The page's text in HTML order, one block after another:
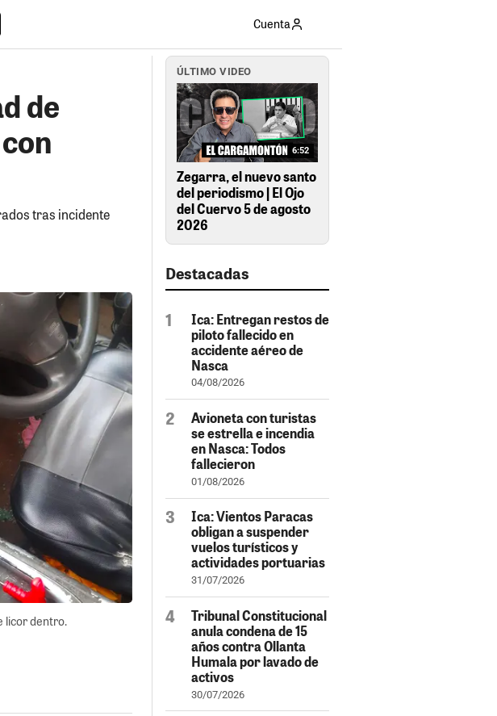
Cuenta
de
tras incidente
licor dentro.
ÚLTIMO VIDEO
6:52
Zegarra, el nuevo santo
del periodismo | El Ojo
del Cuervo 5 de agosto
2026
Destacadas
Ica: Entregan restos de
piloto fallecido en
accidente aéreo de
Nasca
04/08/2026
Avioneta con turistas
se estrella e incendia
en Nasca: Todos
fallecieron
01/08/2026
Ica: Vientos Paracas
obligan a suspender
vuelos turísticos y
actividades portuarias
31/07/2026
Tribunal Constitucional
anula condena de 15
años contra Ollanta
Humala por lavado de
activos
30/07/2026